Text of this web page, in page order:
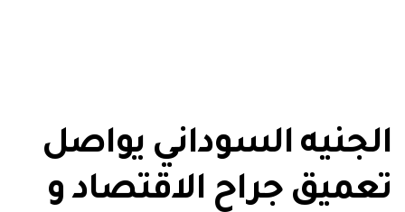
الجنيه السوداني يواصل
تعميق جراح الاقتصاد و